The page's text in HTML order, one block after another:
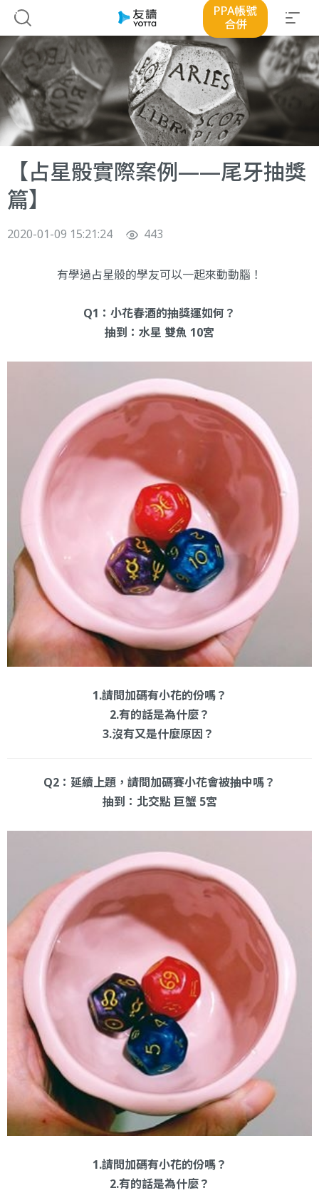
PPA帳號
合併
【占星骰實際案例——尾牙抽獎
篇】
2020-01-09 15:21:24 443
有學過占星骰的學友可以一起來動動腦！
Q1：小花春酒的抽獎運如何？
抽到：水星 雙魚 10宮
1.請問加碼有小花的份嗎？
2.有的話是為什麼？
3.沒有又是什麼原因？
Q2：延續上題，請問加碼賽小花會被抽中嗎？
抽到：北交點 巨蟹 5宮
1.請問加碼有小花的份嗎？
2.有的話是為什麼？